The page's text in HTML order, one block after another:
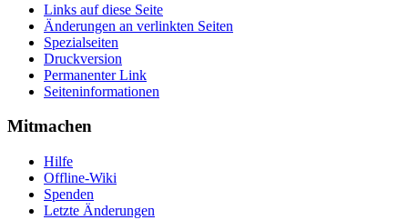
Links auf diese Seite
Änderungen an verlinkten Seiten
Spezialseiten
Druckversion
Permanenter Link
Seiten­informationen
Mitmachen
Hilfe
Offline-Wiki
Spenden
Letzte Änderungen